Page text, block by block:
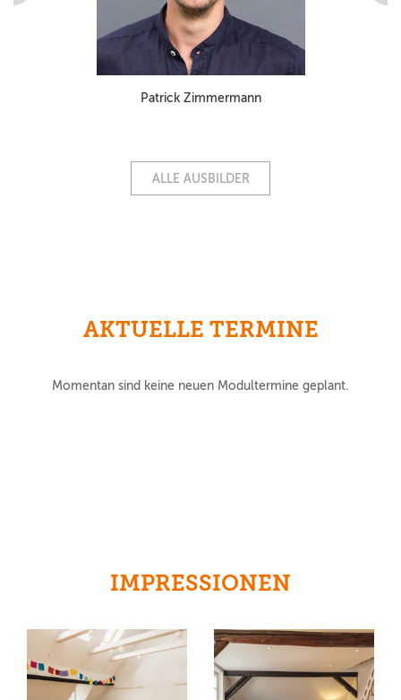
Patrick Zimmermann
ALLE AUSBILDER
AKTUELLE TERMINE
Momentan sind keine neuen Modultermine geplant.
IMPRESSIONEN